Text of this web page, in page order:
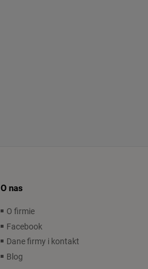
O nas
O firmie
Facebook
Dane firmy i kontakt
Blog